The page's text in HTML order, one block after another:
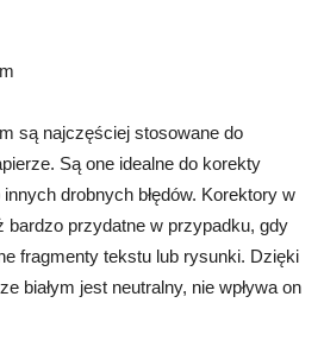
są najczęściej stosowane do
Są one idealne do korekty
drobnych błędów. Korektory w
bardzo przydatne w przypadku, gdy
fragmenty tekstu lub rysunki. Dzięki
białym jest neutralny, nie wpływa on